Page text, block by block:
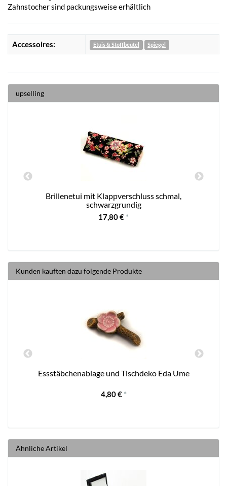
Zahnstocher sind packungsweise erhältlich
Accessoires: Etuis & Stoffbeutel Spiegel
upselling
Brillenetui mit Klappverschluss schmal,
schwarzgrundig
17,80 € *
Kunden kauften dazu folgende Produkte
Essstäbchenablage und Tischdeko Eda Ume
4,80 € *
Ähnliche Artikel